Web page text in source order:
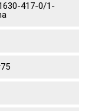
417-0/1-